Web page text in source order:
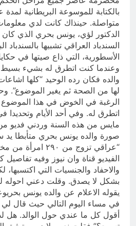
بالكتابة للموسوعة البريطانية
متواصلة. حينذاك كانت لدي
الدكتور لؤي، يونس بحري الذي
السندباد العراقي تشبيها
الأسطورية، التي ذاع صيتها في
وعندما كنت اتطرق له بشيء
والده فكان رده الوحيد “كلها
لها من الصحة ثم يغير الموضوع”.
الرغبة في الخوض في هذا
مايس من هذه السنة وردني فديو
صورة والده يونس بحري متأبطا يد
“عراقي تزوج من ٢٩٠
الفيديو قناة وان نيوز وفيه تفاصيل
والاحفاد والجنسيات التي اكتسبها،
بشكل لا يصدق. وقلت دعني احوله
يقوله الاعلام عن والده يونس
في مساء اليوم التالي حيث قال لي
أقول كل ما عندي حول الوالد. هل